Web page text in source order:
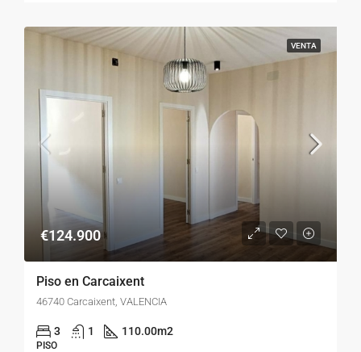
VENTA
€124.900
Piso en Carcaixent
46740 Carcaixent, VALENCIA
3 1 110.00m2
PISO